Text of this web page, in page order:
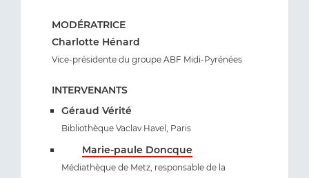
MODÉRATRICE
Charlotte Hénard
Vice-présidente du groupe ABF Midi-Pyrénées
INTERVENANTS
Géraud Vérité
Bibliothèque Vaclav Havel, Paris
Marie-paule Doncque
Médiathèque de Metz, responsable de la